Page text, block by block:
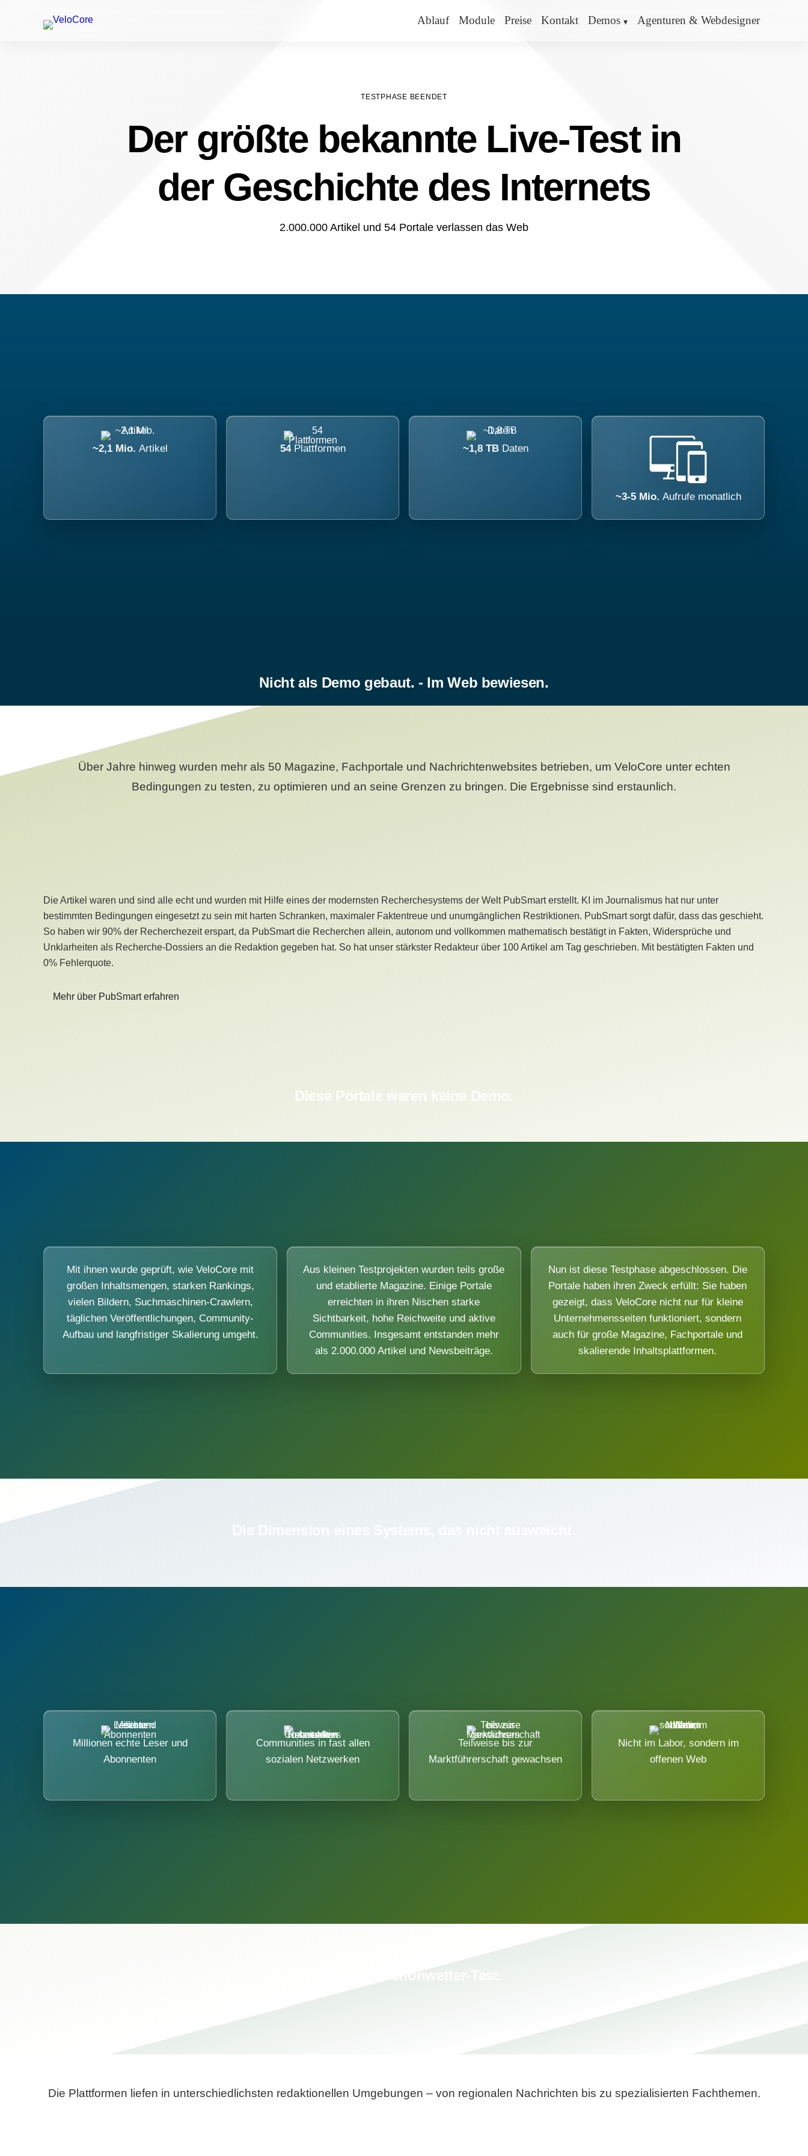
Ablauf Module Preise Kontakt Demos Agenturen & Webdesigner
TESTPHASE BEENDET
Der größte bekannte Live-Test in
der Geschichte des Internets
2.000.000 Artikel und 54 Portale verlassen das Web
~2,1 Mio. Artikel 54 Plattformen ~1,8 TB Daten
~3-5 Mio. Aufrufe monatlich
Nicht als Demo gebaut. - Im Web bewiesen.
Über Jahre hinweg wurden mehr als 50 Magazine, Fachportale und Nachrichtenwebsites betrieben, um VeloCore unter echten
Bedingungen zu testen, zu optimieren und an seine Grenzen zu bringen. Die Ergebnisse sind erstaunlich.
Die Artikel waren und sind alle echt und wurden mit Hilfe eines der modernsten Recherchesystems der Welt PubSmart erstellt. KI im Journalismus hat nur unter
bestimmten Bedingungen eingesetzt zu sein mit harten Schranken, maximaler Faktentreue und unumgänglichen Restriktionen. PubSmart sorgt dafür, dass das geschieht.
So haben wir 90% der Recherchezeit erspart, da PubSmart die Recherchen allein, autonom und vollkommen mathematisch bestätigt in Fakten, Widersprüche und
Unklarheiten als Recherche-Dossiers an die Redaktion gegeben hat. So hat unser stärkster Redakteur über 100 Artikel am Tag geschrieben. Mit bestätigten Fakten und
0% Fehlerquote.
Mehr über PubSmart erfahren
Diese Portale waren keine Demo.
Mit ihnen wurde geprüft, wie VeloCore mit
großen Inhaltsmengen, starken Rankings,
vielen Bildern, Suchmaschinen-Crawlern,
täglichen Veröffentlichungen, Community-
Aufbau und langfristiger Skalierung umgeht.
Aus kleinen Testprojekten wurden teils große
und etablierte Magazine. Einige Portale
erreichten in ihren Nischen starke
Sichtbarkeit, hohe Reichweite und aktive
Communities. Insgesamt entstanden mehr
als 2.000.000 Artikel und Newsbeiträge.
Nun ist diese Testphase abgeschlossen. Die
Portale haben ihren Zweck erfüllt: Sie haben
gezeigt, dass VeloCore nicht nur für kleine
Unternehmensseiten funktioniert, sondern
auch für große Magazine, Fachportale und
skalierende Inhaltsplattformen.
Millionen echte Leser und
Abonnenten
Communities in fast allen
sozialen Netzwerken
Teilweise bis zur
Marktführerschaft gewachsen
Nicht im Labor, sondern im
offenen Web
Die Plattformen liefen in unterschiedlichsten redaktionellen Umgebungen – von regionalen Nachrichten bis zu spezialisierten Fachthemen.